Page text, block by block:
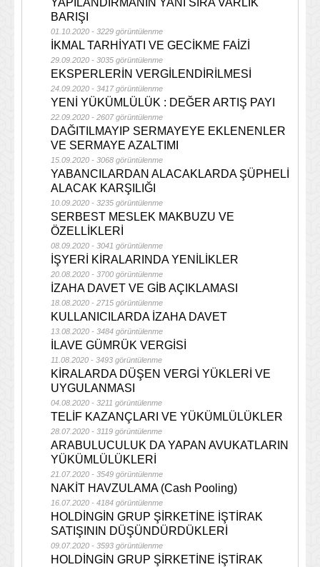
YAPILANDIRMANIN YANI SIRA VARLIK
BARIŞI
01.10.2020 - 3229 görüntülenme
İKMAL TARHİYATI VE GECİKME FAİZİ
29.09.2020 - 3035 görüntülenme
EKSPERLERİN VERGİLENDİRİLMESİ
24.09.2020 - 3417 görüntülenme
YENİ YÜKÜMLÜLÜK : DEĞER ARTIŞ PAYI
22.09.2020 - 2607 görüntülenme
DAĞITILMAYIP SERMAYEYE EKLENENLER
VE SERMAYE AZALTIMI
15.09.2020 - 3068 görüntülenme
YABANCILARDAN ALACAKLARDA ŞÜPHELİ
ALACAK KARŞILIĞI
10.09.2020 - 3235 görüntülenme
SERBEST MESLEK MAKBUZU VE
ÖZELLİKLERİ
08.09.2020 - 3041 görüntülenme
İŞYERİ KİRALARINDA YENİLİKLER
20.08.2020 - 3700 görüntülenme
İZAHA DAVET VE GİB AÇIKLAMASI
18.08.2020 - 2715 görüntülenme
KULLANICILARDA İZAHA DAVET
13.08.2020 - 3484 görüntülenme
İLAVE GÜMRÜK VERGİSİ
11.08.2020 - 3493 görüntülenme
KİRALARDA DÜŞEN VERGİ YÜKLERİ VE
UYGULANMASI
04.08.2020 - 3211 görüntülenme
TELİF KAZANÇLARI VE YÜKÜMLÜLÜKLER
28.07.2020 - 3119 görüntülenme
ARABULUCULUK DA YAPAN AVUKATLARIN
YÜKÜMLÜLÜKLERİ
21.07.2020 - 3549 görüntülenme
NAKİT HAVZULAMA (Cash Pooling)
16.07.2020 - 4184 görüntülenme
HOLDİNGİN GRUP ŞİRKETİNE İŞTİRAK
SATIŞININ DÜŞÜNDÜRDÜKLERİ
09.07.2020 - 3593 görüntülenme
HOLDİNGİN GRUP ŞİRKETİNE İŞTİRAK